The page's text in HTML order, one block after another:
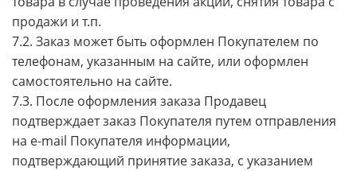
продажи и т.п.
7.2. Заказ может быть оформлен Покупателем по
телефонам, указанным на сайте, или оформлен
самостоятельно на сайте.
7.3. После оформления заказа Продавец
подтверждает заказ Покупателя путем отправления
на e-mail Покупателя информации,
подтверждающий принятие заказа, с указанием